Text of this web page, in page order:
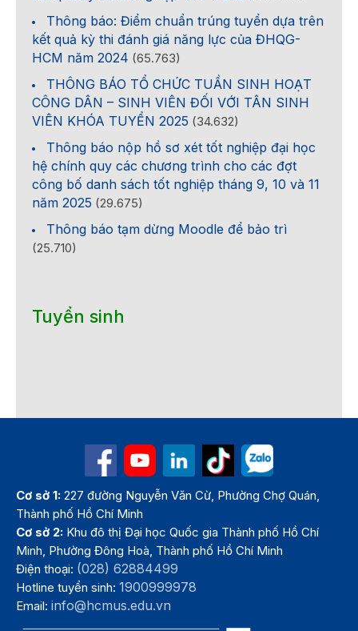
Thông báo: Điểm chuẩn trúng tuyển dựa trên
kết quả kỳ thi đánh giá năng lực của ĐHQG-
HCM năm 2024 (65.763)
THÔNG BÁO TỔ CHỨC TUẦN SINH HOẠT
CÔNG DÂN – SINH VIÊN ĐỐI VỚI TÂN SINH
VIÊN KHÓA TUYỂN 2025 (34.632)
Thông báo nộp hồ sơ xét tốt nghiệp đại học
hệ chính quy các chương trình cho các đợt
công bố danh sách tốt nghiệp tháng 9, 10 và 11
năm 2025 (29.675)
Thông báo tạm dừng Moodle để bảo trì
(25.710)
Tuyển sinh
Cơ sở 1: 227 đường Nguyễn Văn Cừ, Phường Chợ Quán,
Thành phố Hồ Chí Minh
Cơ sở 2: Khu đô thị Đại học Quốc gia Thành phố Hồ Chí
Minh, Phường Đông Hoà, Thành phố Hồ Chí Minh
Điện thoại: (028) 62884499
Hotline tuyển sinh:1900999978
Email:info@hcmus.edu.vn